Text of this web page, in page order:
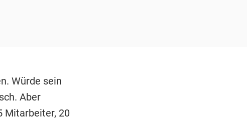
Würde sein
Aber
Mitarbeiter, 20